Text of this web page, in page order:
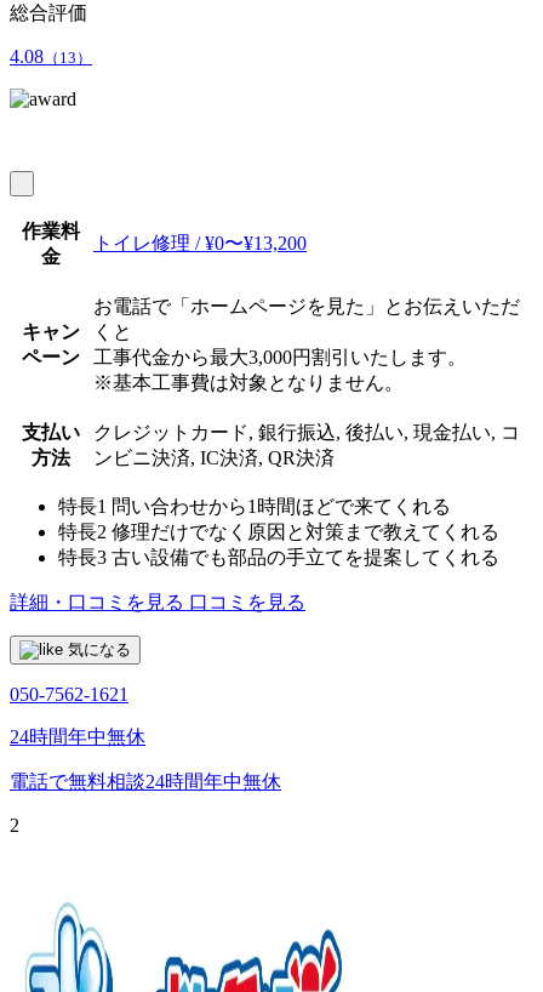
総合評価
4.08 （13）
作業料
金
トイレ修理 / ¥0〜¥13,200
キャン
ペーン
お電話で「ホームページを見た」とお伝えいただ
くと
工事代金から最大3,000円割引いたします。
※基本工事費は対象となりません。
支払い
方法
クレジットカード, 銀行振込, 後払い, 現金払い, コ
ンビニ決済, IC決済, QR決済
特長1 問い合わせから1時間ほどで来てくれる
特長2 修理だけでなく原因と対策まで教えてくれる
特長3 古い設備でも部品の手立てを提案してくれる
詳細・口コミを見る 口コミを見る
気になる
050-7562-1621
24時間年中無休
電話で無料相談24時間年中無休
2